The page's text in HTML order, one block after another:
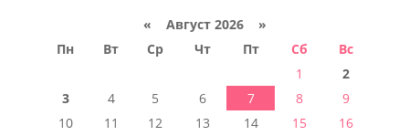
« Август 2026 »
Пн
Вт Ср Чт Пт Сб
Вс
1
2
3
4 5 6 7 8
9
10
11 12 13 14 15
16